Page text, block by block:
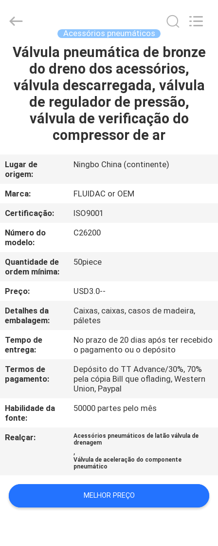
CASA
PRODUTOS
VÍDEOS
NÓS
EXCURSÃO
DA
FÁBRICA
CONTROLE
DA
QUALIDADE
CONTACTE-
NOS
PEÇA
UMAS
CITAÇÕES
VR
MAPA
DO
SITE
FLUID
AUTOMATIC
Rights
Reserved.
Acessórios pneumáticos
Válvula pneumática de bronze
do dreno dos acessórios,
válvula descarregada, válvula
de regulador de pressão,
válvula de verificação do
compressor de ar
Lugar de
origem:
Ningbo China (continente)
Marca:
FLUIDAC or OEM
Certificação:
ISO9001
Número do
modelo:
C26200
Quantidade de
ordem mínima:
50piece
Preço:
USD3.0--
Detalhes da
embalagem:
Caixas, caixas, casos de madeira,
páletes
Tempo de
entrega:
No prazo de 20 dias após ter recebido
o pagamento ou o depósito
Termos de
pagamento:
Depósito do TT Advance/30%, 70%
pela cópia Bill que oflading, Western
Union, Paypal
Habilidade da
fonte:
50000 partes pelo mês
Realçar:
Acessórios pneumáticos de latão válvula de
drenagem
,
Válvula de aceleração do componente
pneumático
MELHOR PREÇO